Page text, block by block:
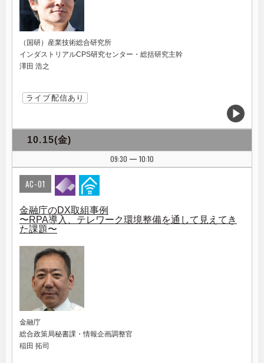
（国研）産業技術総合研究所
インダストリアルCPS研究センター・総括研究主幹
澤田 浩之
ライブ配信あり
10.15(金)
09:30
| 10:10
AC-01
金融庁のDX取組事例
〜RPA導入、テレワーク環境整備を通して見えてき
た課題〜
金融庁
総合政策局秘書課・情報企画調整官
稲田 拓司